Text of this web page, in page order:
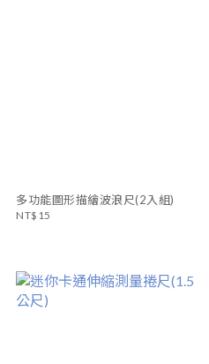
多功能圖形描繪波浪尺(2入組)
NT$15